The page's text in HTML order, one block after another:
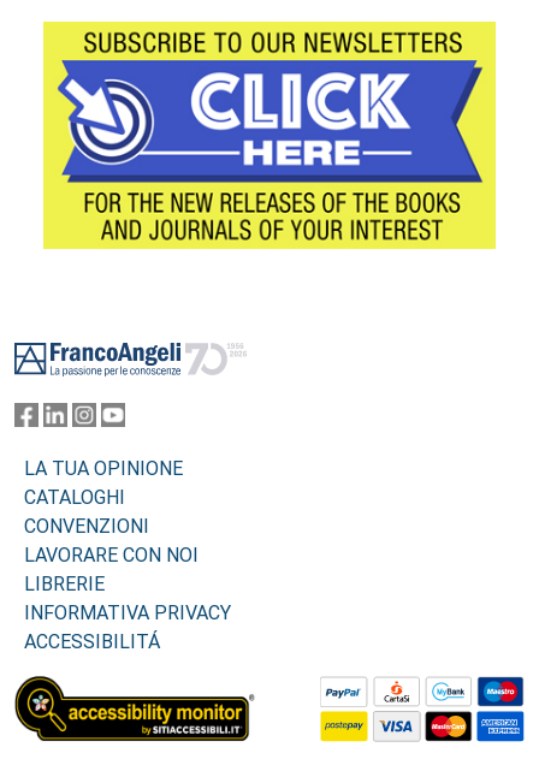
LA TUA OPINIONE
CATALOGHI
CONVENZIONI
LAVORARE CON NOI
LIBRERIE
INFORMATIVA PRIVACY
ACCESSIBILITÁ